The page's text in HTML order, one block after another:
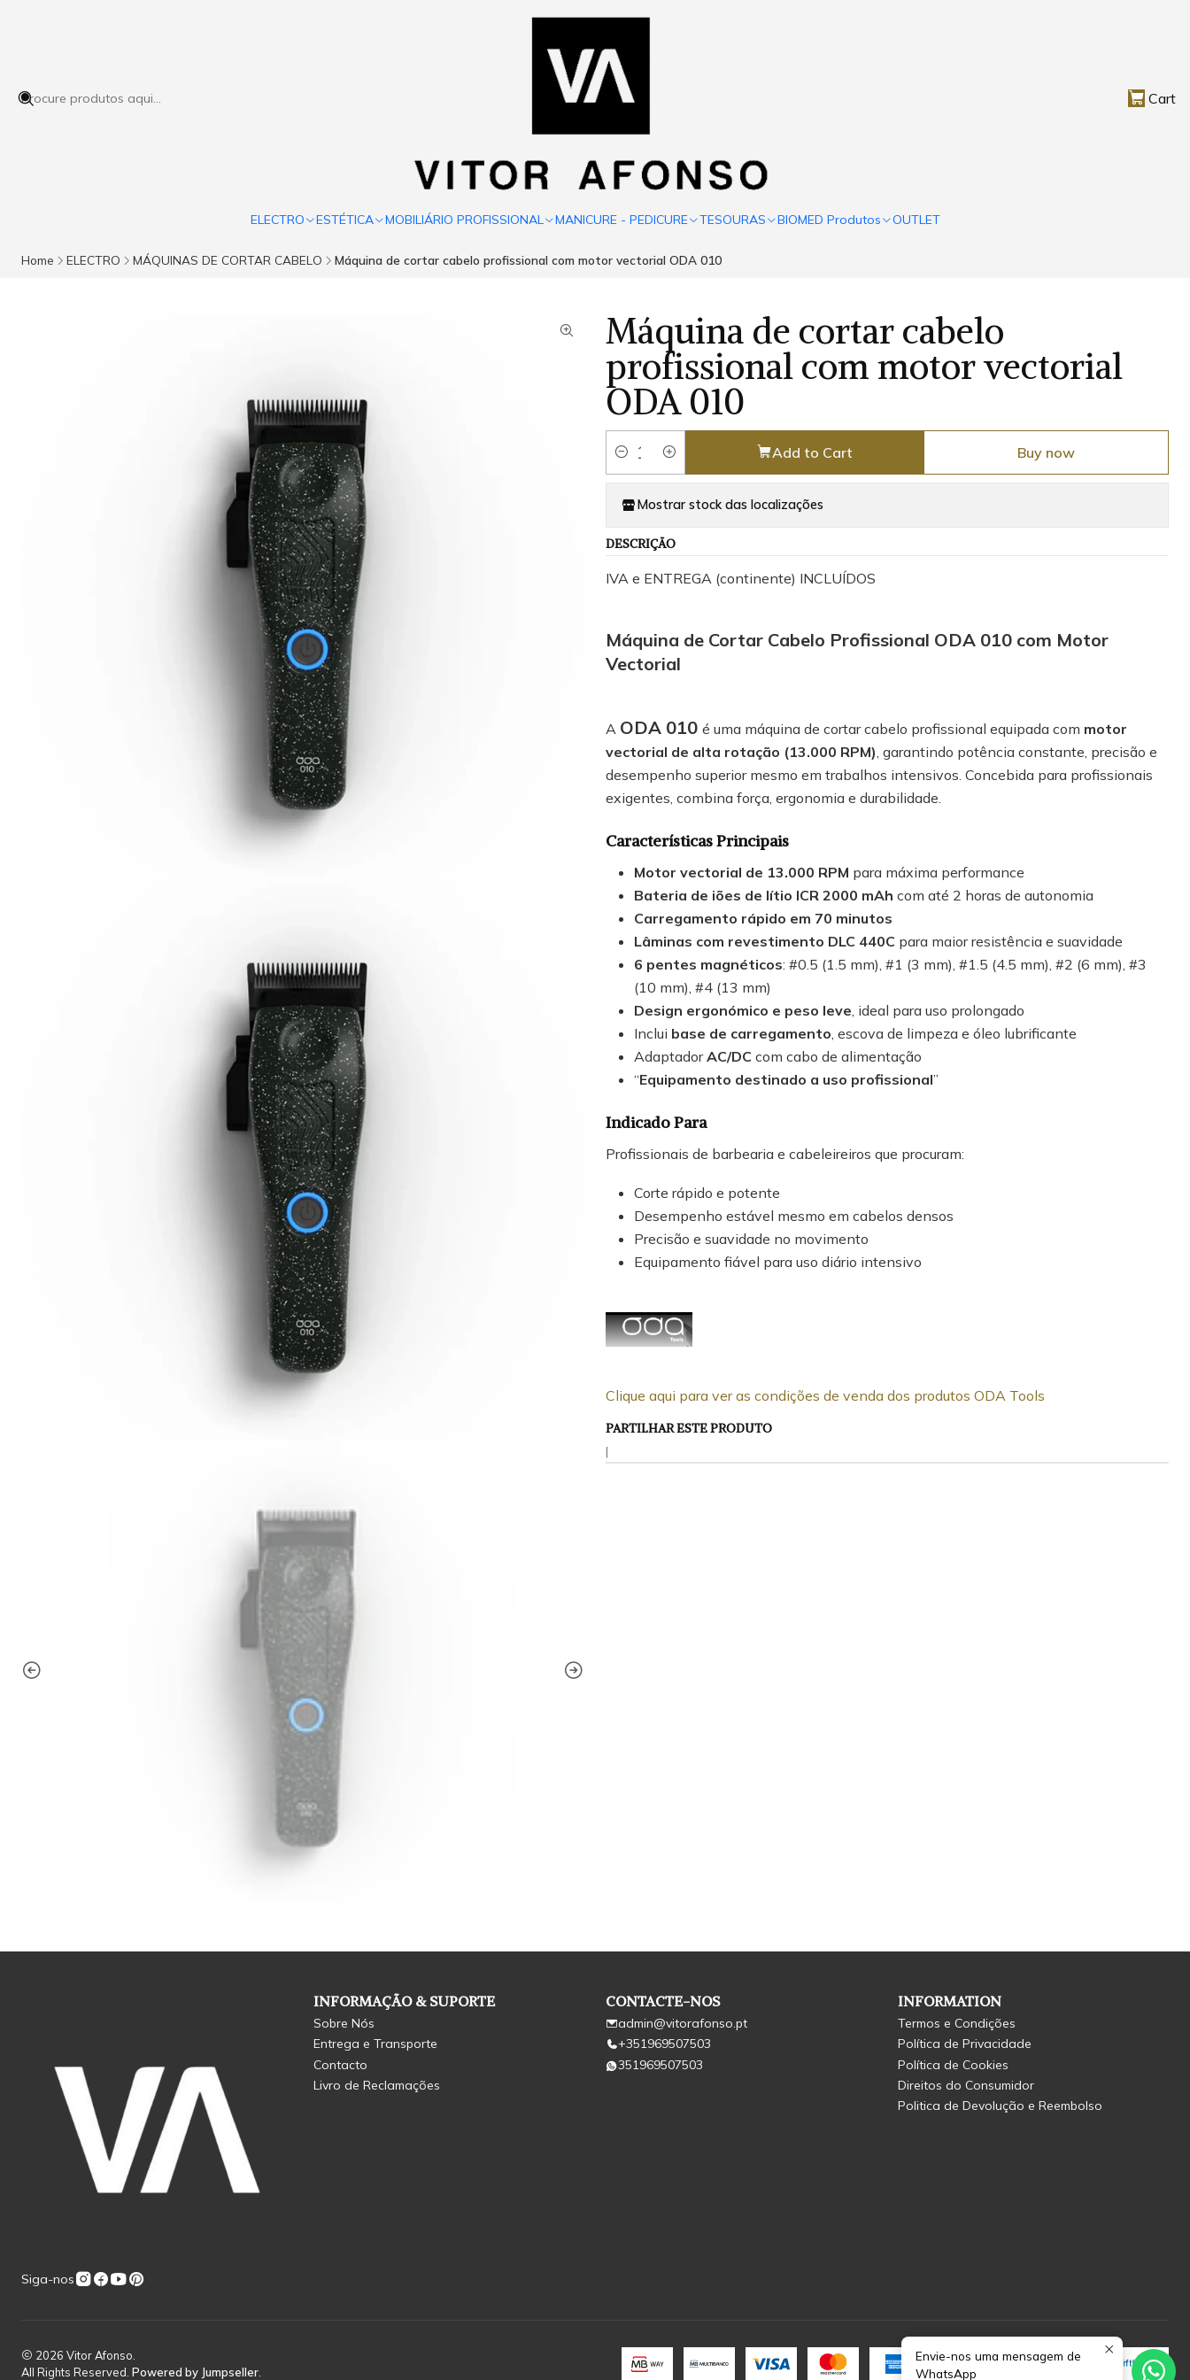
Cart
ELECTRO ESTÉTICA MOBILIÁRIO PROFISSIONAL MANICURE - PEDICURE TESOURAS BIOMED Produtos OUTLET
Home ELECTRO MÁQUINAS DE CORTAR CABELO Máquina de cortar cabelo profissional com motor vectorial ODA 010
Máquina de cortar cabelo
profissional com motor vectorial
ODA 010
Quantity
Add to Cart Buy now
Mostrar stock das localizações
DESCRIÇÃO
IVA e ENTREGA (continente) INCLUÍDOS
Máquina de Cortar Cabelo Profissional ODA 010 com Motor
Vectorial
A ODA 010 é uma máquina de cortar cabelo profissional equipada com motor
vectorial de alta rotação (13.000 RPM) , garantindo potência constante, precisão e
desempenho superior mesmo em trabalhos intensivos. Concebida para profissionais
exigentes, combina força, ergonomia e durabilidade.
Características Principais
Motor vectorial de 13.000 RPM para máxima performance
Bateria de iões de lítio ICR 2000 mAh com até 2 horas de autonomia
Carregamento rápido em 70 minutos
Lâminas com revestimento DLC 440C para maior resistência e suavidade
6 pentes magnéticos: #0.5 (1.5 mm), #1 (3 mm), #1.5 (4.5 mm), #2 (6 mm), #3
(10 mm), #4 (13 mm)
Design ergonómico e peso leve , ideal para uso prolongado
Inclui base de carregamento , escova de limpeza e óleo lubrificante
AdaptadorAC/DC com cabo de alimentação
“Equipamento destinado a uso profissional”
Indicado Para
Profissionais de barbearia e cabeleireiros que procuram:
Corte rápido e potente
Desempenho estável mesmo em cabelos densos
Precisão e suavidade no movimento
Equipamento fiável para uso diário intensivo
Clique aqui para ver as condições de venda dos produtos ODA Tools
PARTILHAR ESTE PRODUTO
|
Siga-nos
INFORMAÇÃO & SUPORTE
Sobre Nós
Entrega e Transporte
Contacto
Livro de Reclamações
CONTACTE-NOS
admin@vitorafonso.pt
+351969507503
351969507503
INFORMATION
Termos e Condições
Política de Privacidade
Política de Cookies
Direitos do Consumidor
Politica de Devolução e Reembolso
2026 Vitor Afonso.
All Rights Reserved. Powered by Jumpseller
Envie-nos uma mensagem de
WhatsApp